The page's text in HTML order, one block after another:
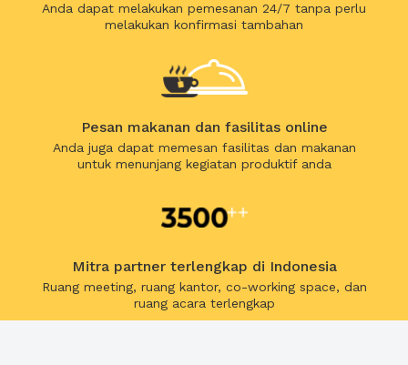
Anda dapat melakukan pemesanan 24/7 tanpa perlu
melakukan konfirmasi tambahan
Pesan makanan dan fasilitas online
Anda juga dapat memesan fasilitas dan makanan
untuk menunjang kegiatan produktif anda
Mitra partner terlengkap di Indonesia
Ruang meeting, ruang kantor, co-working space, dan
ruang acara terlengkap